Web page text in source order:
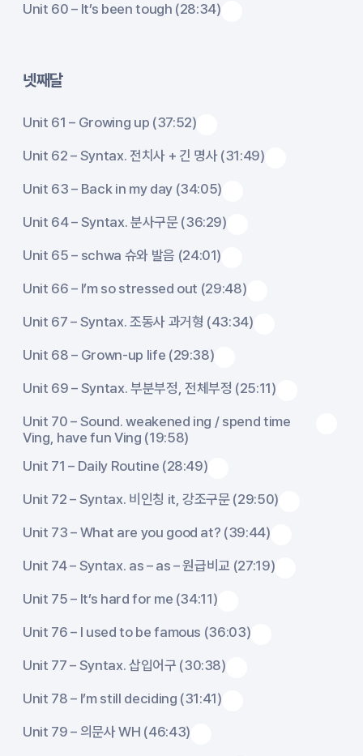
Unit 60 – It’s been tough (28:34)
넷째달
Unit 61 – Growing up (37:52)
Unit 62 – Syntax. 전치사 + 긴 명사 (31:49)
Unit 63 – Back in my day (34:05)
Unit 64 – Syntax. 분사구문 (36:29)
Unit 65 – schwa 슈와 발음 (24:01)
Unit 66 – I’m so stressed out (29:48)
Unit 67 – Syntax. 조동사 과거형 (43:34)
Unit 68 – Grown-up life (29:38)
Unit 69 – Syntax. 부분부정, 전체부정 (25:11)
Unit 70 – Sound. weakened ing / spend time
Ving, have fun Ving (19:58)
Unit 71 – Daily Routine (28:49)
Unit 72 – Syntax. 비인칭 it, 강조구문 (29:50)
Unit 73 – What are you good at? (39:44)
Unit 74 – Syntax. as – as – 원급비교 (27:19)
Unit 75 – It’s hard for me (34:11)
Unit 76 – I used to be famous (36:03)
Unit 77 – Syntax. 삽입어구 (30:38)
Unit 78 – I’m still deciding (31:41)
Unit 79 – 의문사 WH (46:43)